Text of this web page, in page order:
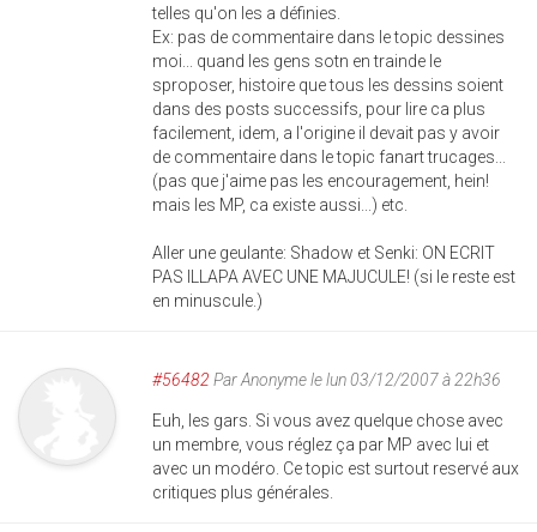
telles qu'on les a définies.
Ex: pas de commentaire dans le topic dessines
moi... quand les gens sotn en trainde le
sproposer, histoire que tous les dessins soient
dans des posts successifs, pour lire ca plus
facilement, idem, a l'origine il devait pas y avoir
de commentaire dans le topic fanart trucages...
(pas que j'aime pas les encouragement, hein!
mais les MP, ca existe aussi...) etc.
Aller une geulante: Shadow et Senki: ON ECRIT
PAS ILLAPA AVEC UNE MAJUCULE! (si le reste est
en minuscule.)
#56482 ParAnonymele lun 03/12/2007 à 22h36
Euh, les gars. Si vous avez quelque chose avec
un membre, vous réglez ça par MP avec lui et
avec un modéro. Ce topic est surtout reservé aux
critiques plus générales.